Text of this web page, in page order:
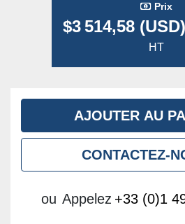
Prix
$3 514,58
HT
AJOUTER AU
CONTACTEZ-
ou Appelez +33 (0)1